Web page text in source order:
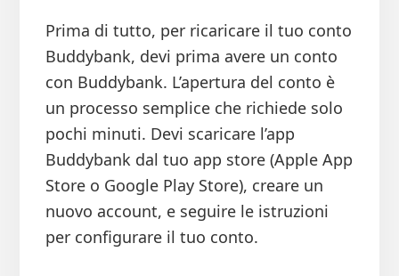
Prima di tutto, per ricaricare il tuo conto
Buddybank, devi prima avere un conto
con Buddybank. L’apertura del conto è
un processo semplice che richiede solo
pochi minuti. Devi scaricare l’app
Buddybank dal tuo app store (Apple App
Store o Google Play Store), creare un
nuovo account, e seguire le istruzioni
per configurare il tuo conto.